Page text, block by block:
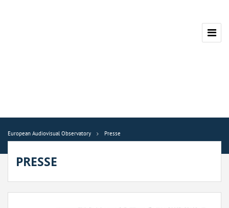
European Audiovisual Observatory Presse
PRESSE